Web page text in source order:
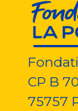
CP B
75757